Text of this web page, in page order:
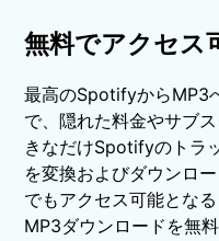
無料でアクセス
最高のSpotifyからMP3
で、隠れた料金やサブ
きなだけSpotifyのトラ
を変換およびダウンロ
でもアクセス可能とな
MP3ダウンロードを無料